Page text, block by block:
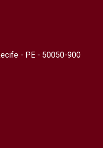
- PE - 50050-900